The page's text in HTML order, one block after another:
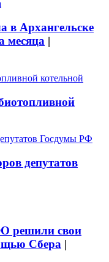
в Архангельске
месяца |
депутатов
решили свои
Сбера |